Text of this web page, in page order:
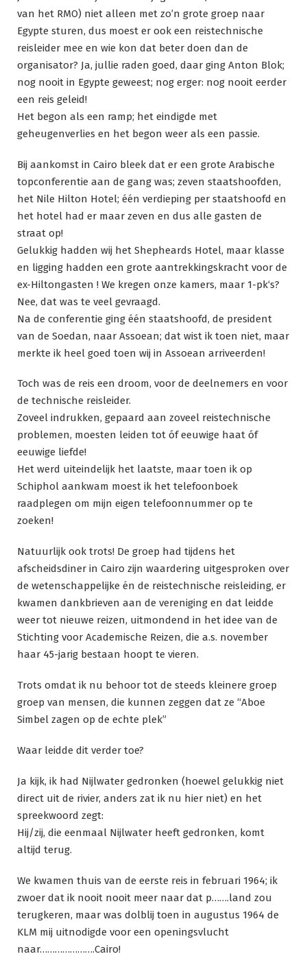
van het RMO) niet alleen met zo’n grote groep naar
Egypte sturen, dus moest er ook een reistechnische
reisleider mee en wie kon dat beter doen dan de
organisator? Ja, jullie raden goed, daar ging Anton Blok;
nog nooit in Egypte geweest; nog erger: nog nooit eerder
een reis geleid!
Het begon als een ramp; het eindigde met
geheugenverlies en het begon weer als een passie.
Bij aankomst in Cairo bleek dat er een grote Arabische
topconferentie aan de gang was; zeven staatshoofden,
het Nile Hilton Hotel; één verdieping per staatshoofd en
het hotel had er maar zeven en dus alle gasten de
straat op!
Gelukkig hadden wij het Shepheards Hotel, maar klasse
en ligging hadden een grote aantrekkingskracht voor de
ex-Hiltongasten ! We kregen onze kamers, maar 1-pk‘s?
Nee, dat was te veel gevraagd.
Na de conferentie ging één staatshoofd, de president
van de Soedan, naar Assoean; dat wist ik toen niet, maar
merkte ik heel goed toen wij in Assoean arriveerden!
Toch was de reis een droom, voor de deelnemers en voor
de technische reisleider.
Zoveel indrukken, gepaard aan zoveel reistechnische
problemen, moesten leiden tot óf eeuwige haat óf
eeuwige liefde!
Het werd uiteindelijk het laatste, maar toen ik op
Schiphol aankwam moest ik het telefoonboek
raadplegen om mijn eigen telefoonnummer op te
zoeken!
Natuurlijk ook trots! De groep had tijdens het
afscheidsdiner in Cairo zijn waardering uitgesproken over
de wetenschappelijke én de reistechnische reisleiding, er
kwamen dankbrieven aan de vereniging en dat leidde
weer tot nieuwe reizen, uitmondend in het idee van de
Stichting voor Academische Reizen, die a.s. november
haar 45-jarig bestaan hoopt te vieren.
Trots omdat ik nu behoor tot de steeds kleinere groep
groep van mensen, die kunnen zeggen dat ze “Aboe
Simbel zagen op de echte plek”
Waar leidde dit verder toe?
Ja kijk, ik had Nijlwater gedronken (hoewel gelukkig niet
direct uit de rivier, anders zat ik nu hier niet) en het
spreekwoord zegt:
Hij/zij, die eenmaal Nijlwater heeft gedronken, komt
altijd terug.
We kwamen thuis van de eerste reis in februari 1964; ik
zwoer dat ik nooit nooit meer naar dat p…….land zou
terugkeren, maar was dolblij toen in augustus 1964 de
KLM mij uitnodigde voor een openingsvlucht
naar………………….Cairo!